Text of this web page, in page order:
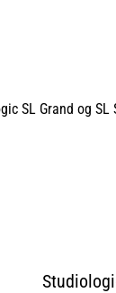
SL Grand og SL